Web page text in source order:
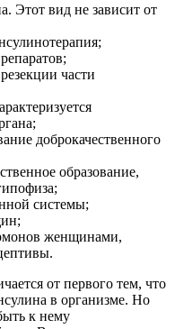
Этот вид не зависит от
части
доброкачественного
образование,
системы;
женщинами,
от первого тем, что
в организме. Но
к нему